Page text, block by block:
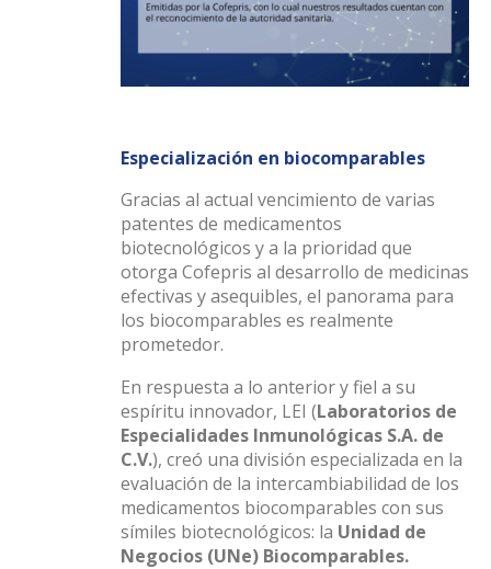
Especialización en biocomparables
Gracias al actual vencimiento de varias
patentes de medicamentos
biotecnológicos y a la prioridad que
otorga Cofepris al desarrollo de medicinas
efectivas y asequibles, el panorama para
los biocomparables es realmente
prometedor.
En respuesta a lo anterior y fiel a su
espíritu innovador, LEI (Laboratorios de
Especialidades Inmunológicas S.A. de
C.V.), creó una división especializada en la
evaluación de la intercambiabilidad de los
medicamentos biocomparables con sus
símiles biotecnológicos: la Unidad de
Negocios (UNe) Biocomparables.